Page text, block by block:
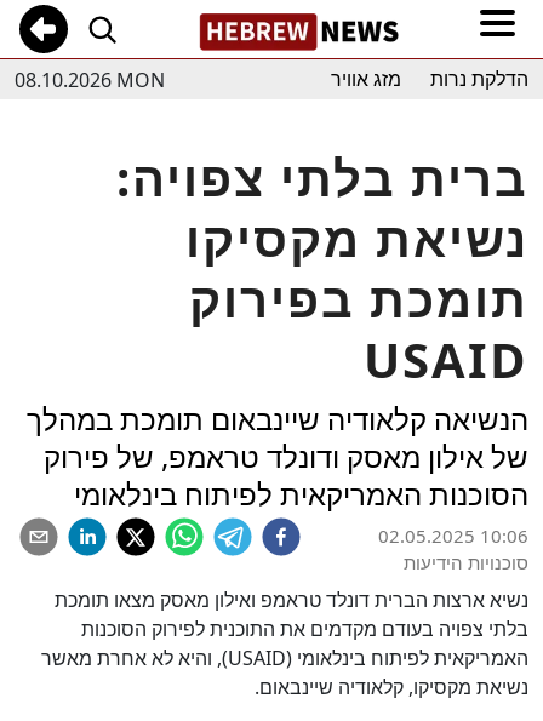
08.10.2026 MON הדלקת נרות מזג אוויר
ברית בלתי צפויה:
נשיאת מקסיקו
תומכת בפירוק
USAID
הנשיאה קלאודיה שיינבאום תומכת במהלך
של אילון מאסק ודונלד טראמפ, של פירוק
הסוכנות האמריקאית לפיתוח בינלאומי
02.05.2025 10:06
סוכנויות הידיעות
נשיא ארצות הברית דונלד טראמפ ואילון מאסק מצאו תומכת
בלתי צפויה בעודם מקדמים את התוכנית לפירוק הסוכנות
האמריקאית לפיתוח בינלאומי (USAID), והיא לא אחרת מאשר
נשיאת מקסיקו, קלאודיה שיינבאום.